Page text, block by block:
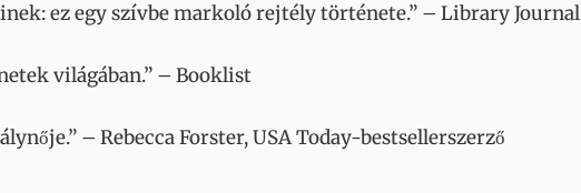
ez egy szívbe markoló rejtély története.” – Library Journal
világában.” – Booklist
– Rebecca Forster, USA Today-bestsellerszerző